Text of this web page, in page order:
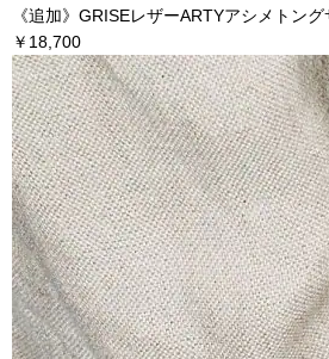
《追加》GRISEレザーARTYアシメトン
￥18,700